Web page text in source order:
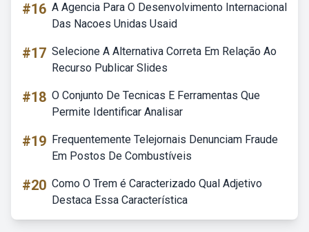
#16 A Agencia Para O Desenvolvimento Internacional
Das Nacoes Unidas Usaid
#17 Selecione A Alternativa Correta Em Relação Ao
Recurso Publicar Slides
#18 O Conjunto De Tecnicas E Ferramentas Que
Permite Identificar Analisar
#19 Frequentemente Telejornais Denunciam Fraude
Em Postos De Combustíveis
#20 Como O Trem é Caracterizado Qual Adjetivo
Destaca Essa Característica